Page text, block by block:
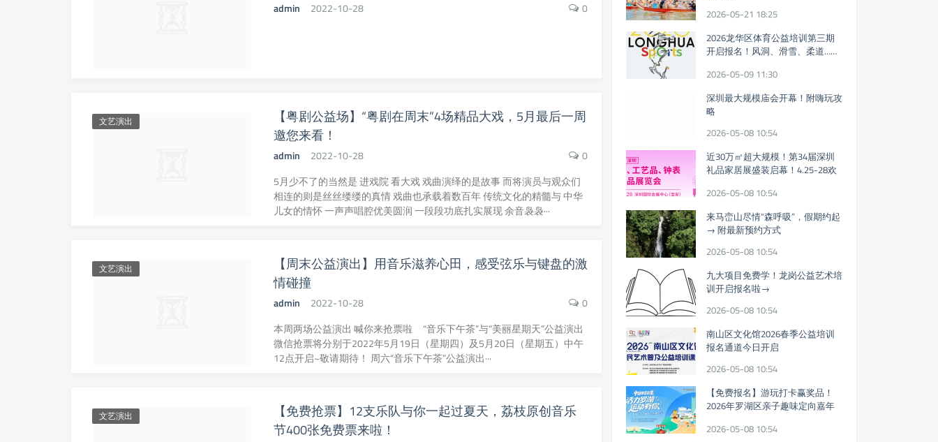
admin 2022-10-28 0
文艺演出
【粤剧公益场】“粤剧在周末”4场精品大戏，5月最后一周
邀您来看！
admin 2022-10-28
0
5月少不了的当然是 进戏院 看大戏 戏曲演绎的是故事 而将演员与观众们
相连的则是丝丝缕缕的真情 戏曲也承载着数百年 传统文化的精髓与 中华
儿女的情怀 一声声唱腔优美圆润 一段段功底扎实展现 余音袅袅···
文艺演出
【周末公益演出】用音乐滋养心田，感受弦乐与键盘的激
情碰撞
admin 2022-10-28
0
本周两场公益演出 喊你来抢票啦 “音乐下午茶”与“美丽星期天”公益演出
微信抢票将分别于2022年5月19日（星期四）及5月20日（星期五）中午
12点开启~敬请期待！ 周六“音乐下午茶”公益演出···
文艺演出
【免费抢票】12支乐队与你一起过夏天，荔枝原创音乐
节400张免费票来啦！
2026-05-21 18:25
2026龙华区体育公益培训第三期
开启报名！风洞、滑雪、柔道……
2026-05-09 11:30
深圳最大规模庙会开幕！附嗨玩攻
略
2026-05-08 10:54
近30万㎡超大规模！第34届深圳
礼品家居展盛装启幕！4.25-28欢
2026-05-08 10:54
来马峦山尽情“森呼吸”，假期约起
→ 附最新预约方式
2026-05-08 10:54
九大项目免费学！龙岗公益艺术培
训开启报名啦→
2026-05-08 10:54
南山区文化馆2026春季公益培训
报名通道今日开启
2026-05-08 10:54
【免费报名】游玩打卡赢奖品！
2026年罗湖区亲子趣味定向嘉年
2026-05-08 10:54